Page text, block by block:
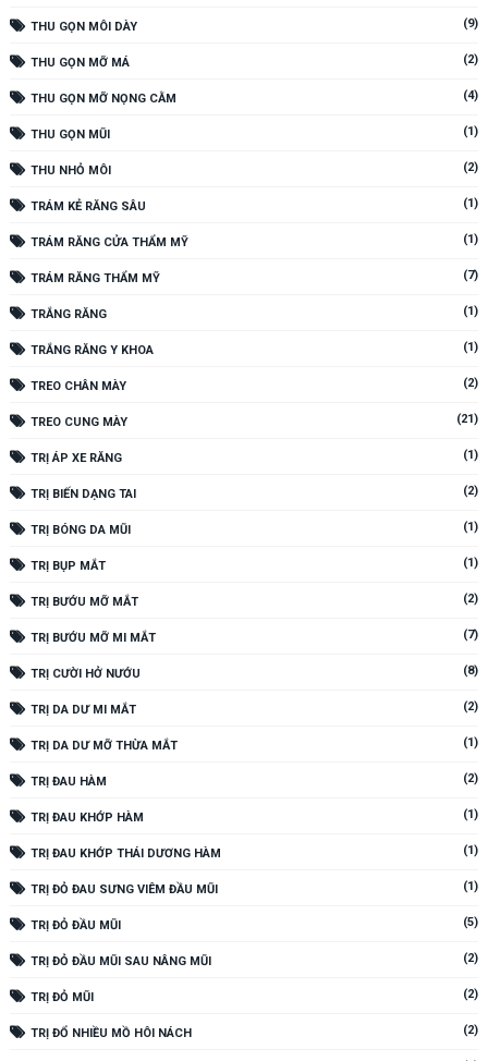
THU GỌN MÔI DÀY (9)
THU GỌN MỠ MÁ (2)
THU GỌN MỠ NỌNG CẰM (4)
THU GỌN MŨI (1)
THU NHỎ MÔI (2)
TRÁM KẺ RĂNG SÂU (1)
TRÁM RĂNG CỬA THẨM MỸ (1)
TRÁM RĂNG THẨM MỸ (7)
TRẮNG RĂNG (1)
TRẮNG RĂNG Y KHOA (1)
TREO CHÂN MÀY (2)
TREO CUNG MÀY (21)
TRỊ ÁP XE RĂNG (1)
TRỊ BIẾN DẠNG TAI (2)
TRỊ BÓNG DA MŨI (1)
TRỊ BỤP MẮT (1)
TRỊ BƯỚU MỠ MẮT (2)
TRỊ BƯỚU MỠ MI MẮT (7)
TRỊ CƯỜI HỞ NƯỚU (8)
TRỊ DA DƯ MI MẮT (2)
TRỊ DA DƯ MỠ THỪA MẮT (1)
TRỊ ĐAU HÀM (2)
TRỊ ĐAU KHỚP HÀM (1)
TRỊ ĐAU KHỚP THÁI DƯƠNG HÀM (1)
TRỊ ĐỎ ĐAU SƯNG VIÊM ĐẦU MŨI (1)
TRỊ ĐỎ ĐẦU MŨI (5)
TRỊ ĐỎ ĐẦU MŨI SAU NÂNG MŨI (2)
TRỊ ĐỎ MŨI (2)
TRỊ ĐỔ NHIỀU MỒ HÔI NÁCH (2)